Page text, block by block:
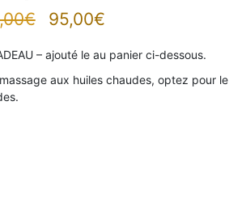
€
Le
initial
était :
95,00€Le
actuel
est :
– ajouté le au panier ci-dessous.
aux huiles chaudes, optez pour le